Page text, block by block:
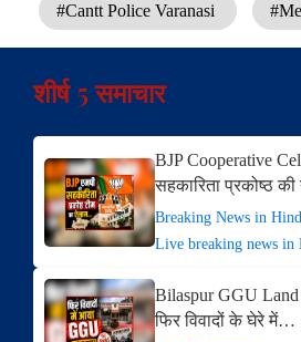
#Cantt Police Varanasi
शीर्ष 5 समाचार
BJP Cooperative
सहकारिता प्रकोष्ठ
Breaking News in
Live breaking news in
Bilaspur GGU
फिर विवादों के घेरे में…